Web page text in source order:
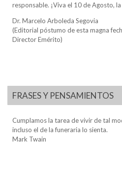
responsable. ¡Viva el 10 de Agosto,
Dr. Marcelo Arboleda Segovia
(Editorial póstumo de esta magna
Director Emérito)
FRASES Y PENSAMIENTOS
Cumplamos la tarea de vivir de tal
incluso el de la funeraria lo sienta.
Mark Twain